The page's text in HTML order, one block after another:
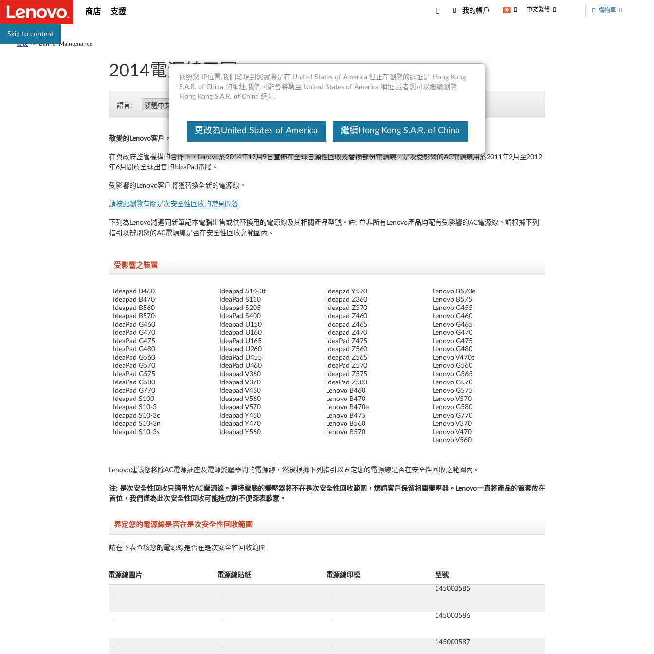
Skip to content
商店 支援 我的帳戶 中文繁體 購物車
支援 >Banner Maintenance
2014電源線召回
語言:
敬愛的Lenovo客戶，
在與政府監管機構的合作下，Lenovo於2014年12月9日宣佈在全球自願性回收及替換部份電源線。是次受影響的AC電源線用於2011年2月至2012
年6月間於全球出售的IdeaPad電腦。
受影響的Lenovo客戶將獲替換全新的電源線。
請按此瀏覽有關是次安全性回收的常見問答
下列為Lenovo將連同新筆記本電腦出售或供替換用的電源線及其相關產品型號。註: 並非所有Lenovo產品均配有受影響的AC電源線。請根據下列
指引以辨別您的AC電源線是否在安全性回收之範圍內。
受影響之裝置
Ideapad B460
Ideapad B470
Ideapad B560
Ideapad B570
IdeaPad G460
IdeaPad G470
IdeaPad G475
IdeaPad G480
IdeaPad G560
IdeaPad G570
IdeaPad G575
IdeaPad G580
IdeaPad G770
Ideapad S100
Ideapad S10-3
Ideapad S10-3c
Ideapad S10-3n
Ideapad S10-3s
Ideapad S10-3t
IdeaPad S110
Ideapad S205
IdeaPad S400
Ideapad U150
Ideapad U160
IdeaPad U165
Ideapad U260
IdeaPad U455
IdeaPad U460
Ideapad V360
Ideapad V370
Ideapad V460
Ideapad V560
Ideapad V570
Ideapad Y460
Ideapad Y470
Ideapad Y560
Ideapad Y570
Ideapad Z360
Ideapad Z370
Ideapad Z460
Ideapad Z465
Ideapad Z470
IdeaPad Z475
Ideapad Z560
Ideapad Z565
IdeaPad Z570
Ideapad Z575
IdeaPad Z580
Lenovo B460
Lenovo B470
Lenovo B470e
Lenovo B475
Lenovo B560
Lenovo B570
Lenovo B570e
Lenovo B575
Lenovo G455
Lenovo G460
Lenovo G465
Lenovo G470
Lenovo G475
Lenovo G480
Lenovo V470c
Lenovo G560
Lenovo G565
Lenovo G570
Lenovo G575
Lenovo V570
Lenovo G580
Lenovo G770
Lenovo V370
Lenovo V470
Lenovo V560
Lenovo建議您移除AC電源插座及電源變壓器間的電源線，然後根據下列指引以界定您的電源線是否在安全性回收之範圍內。
注: 是次安全性回收只適用於AC電源線。連接電腦的變壓器將不在是次安全性回收範圍，煩請客戶保留相關變壓器。Lenovo一直將產品的質素放在
首位，我們謹為此次安全性回收可能造成的不便深表歉意。
界定您的電源線是否在是次安全性回收範圍
請在下表查核您的電源線是否在是次安全性回收範圍
電源線圖片 電源線貼紙 電源線印模
型號
145000585
145000586
145000587
依照您 IP位置,我們發現到您實際是在 United States of America,但正在瀏覽的網址是 Hong Kong
S.A.R. of China 的網址,我們可能會將轉至 United States of America 網址,或者您可以繼續瀏覽
Hong Kong S.A.R. of China 網址.
更改為United States of America 繼續Hong Kong S.A.R. of China